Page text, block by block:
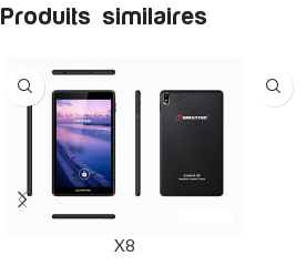
Produits similaires
X8